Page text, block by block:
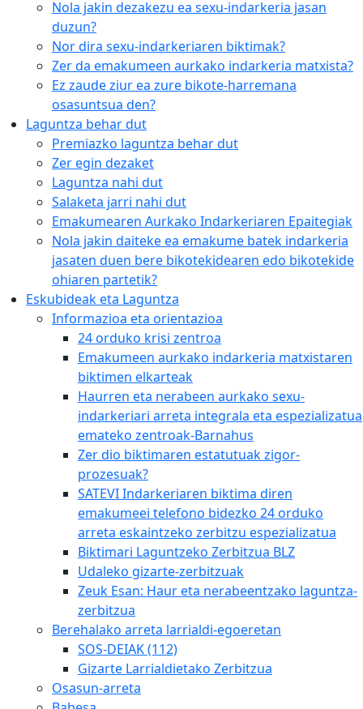
Nola jakin dezakezu ea sexu-indarkeria jasan
duzun?
Nor dira sexu-indarkeriaren biktimak?
Zer da emakumeen aurkako indarkeria matxista?
Ez zaude ziur ea zure bikote-harremana
osasuntsua den?
Laguntza behar dut
Premiazko laguntza behar dut
Zer egin dezaket
Laguntza nahi dut
Salaketa jarri nahi dut
Emakumearen Aurkako Indarkeriaren Epaitegiak
Nola jakin daiteke ea emakume batek indarkeria
jasaten duen bere bikotekidearen edo bikotekide
ohiaren partetik?
Eskubideak eta Laguntza
Informazioa eta orientazioa
24 orduko krisi zentroa
Emakumeen aurkako indarkeria matxistaren
biktimen elkarteak
Haurren eta nerabeen aurkako sexu-
indarkeriari arreta integrala eta espezializatua
emateko zentroak-Barnahus
Zer dio biktimaren estatutuak zigor-
prozesuak?
SATEVI Indarkeriaren biktima diren
emakumeei telefono bidezko 24 orduko
arreta eskaintzeko zerbitzu espezializatua
Biktimari Laguntzeko Zerbitzua BLZ
Udaleko gizarte-zerbitzuak
Zeuk Esan: Haur eta nerabeentzako laguntza-
zerbitzua
Berehalako arreta larrialdi-egoeretan
SOS-DEIAK (112)
Gizarte Larrialdietako Zerbitzua
Osasun-arreta